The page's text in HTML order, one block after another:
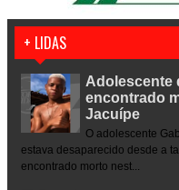
+ LIDAS
Adolescente
encontrado
Jacuípe
O adolescente
estava desaparecido desde a
encontrado morto nest...